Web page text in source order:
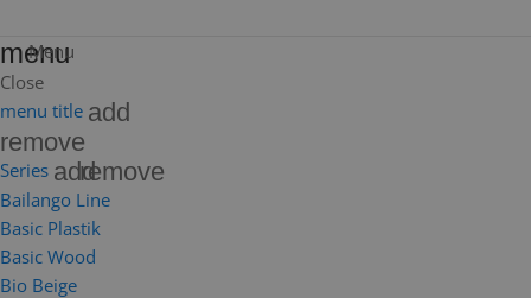
menu
Menu
Close
menu title add
remove
Series addremove
Bailango Line
Basic Plastik
Basic Wood
Bio Beige